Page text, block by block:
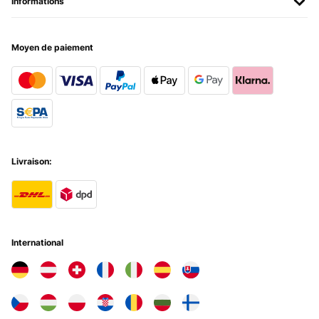
Esto es un pepino de cocina de gas. Brutal. Con dos fuegos me
vídeo de Youtube. Era un trabajo bastante intrincado, pero al final
se consiguió. A partir de entonces, cocciones perfectas. Los fuegos
son bastante grandes. Me encanta esta cocina.
Usuario/a de amazon
Traduire
Aunque es preciosa y grande, muy buenos landuspocision de los
fuegos, los quemadores me están dando muchos problemas y
buenos sustos porque hacen un silvidito que mosquean mucho.
Traduire
Moyen de paiement
Livraison:
International